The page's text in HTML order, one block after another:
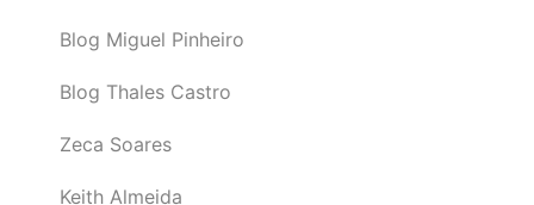
Blog Miguel Pinheiro
Blog Thales Castro
Zeca Soares
Keith Almeida